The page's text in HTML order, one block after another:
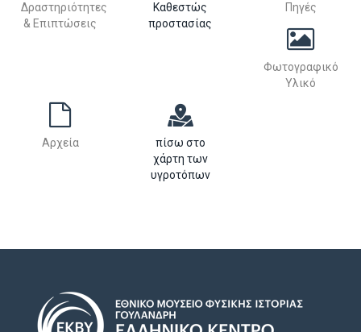
Δραστηριότητες
& Επιπτώσεις
Καθεστώς
προστασίας
Πηγές
Φωτογραφικό
Υλικό
Αρχεία
πίσω στο
χάρτη των
υγροτόπων